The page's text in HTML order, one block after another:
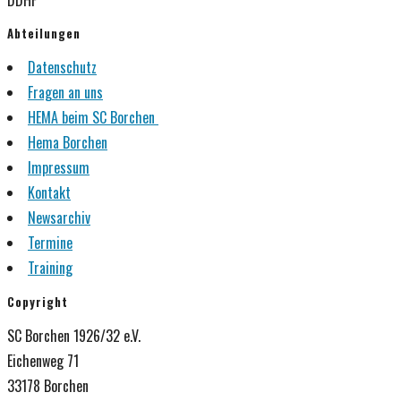
Abteilungen
Datenschutz
Fragen an uns
HEMA beim SC Borchen
Hema Borchen
Impressum
Kontakt
Newsarchiv
Termine
Training
Copyright
SC Borchen 1926/32 e.V.
Eichenweg 71
33178 Borchen